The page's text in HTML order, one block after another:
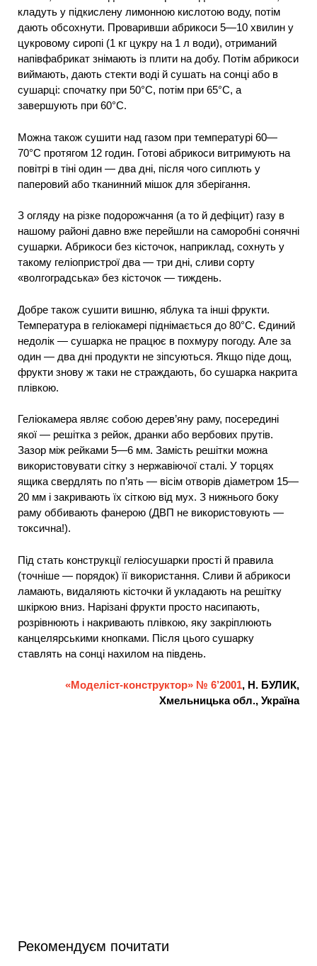
кладуть у підкислену лимонною кислотою воду, потім
дають обсохнути. Проваривши абрикоси 5—10 хвилин у
цукровому сиропі (1 кг цукру на 1 л води), отриманий
напівфабрикат знімають із плити на добу. Потім абрикоси
виймають, дають стекти воді й сушать на сонці або в
сушарці: спочатку при 50°С, потім при 65°С, а
завершують при 60°С.
Можна також сушити над газом при температурі 60—
70°С протягом 12 годин. Готові абрикоси витримують на
повітрі в тіні один — два дні, після чого сиплють у
паперовий або тканинний мішок для зберігання.
З огляду на різке подорожчання (а то й дефіцит) газу в
нашому районі давно вже перейшли на саморобні сонячні
сушарки. Абрикоси без кісточок, наприклад, сохнуть у
такому геліопристрої два — три дні, сливи сорту
«волгоградська» без кісточок — тиждень.
Добре також сушити вишню, яблука та інші фрукти.
Температура в геліокамері піднімається до 80°С. Єдиний
недолік — сушарка не працює в похмуру погоду. Але за
один — два дні продукти не зіпсуються. Якщо піде дощ,
фрукти знову ж таки не страждають, бо сушарка накрита
плівкою.
Геліокамера являє собою дерев’яну раму, посередині
якої — решітка з рейок, дранки або вербових прутів.
Зазор між рейками 5—6 мм. Замість решітки можна
використовувати сітку з нержавіючої сталі. У торцях
ящика свердлять по п’ять — вісім отворів діаметром 15—
20 мм і закривають їх сіткою від мух. З нижнього боку
раму оббивають фанерою (ДВП не використовують —
токсична!).
Під стать конструкції геліосушарки прості й правила
(точніше — порядок) її використання. Сливи й абрикоси
ламають, видаляють кісточки й укладають на решітку
шкіркою вниз. Нарізані фрукти просто насипають,
розрівнюють і накривають плівкою, яку закріплюють
канцелярськими кнопками. Після цього сушарку
ставлять на сонці нахилом на південь.
«Моделіст-конструктор» № 6’2001, Н. БУЛИК,
Хмельницька обл., Україна
Рекомендуєм почитати